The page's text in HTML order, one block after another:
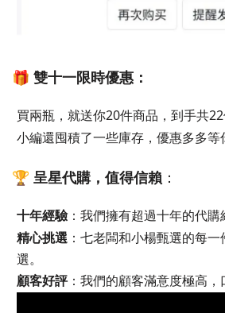
🎁 雙十一限時優惠：
買兩瓶，就送你20件商品，到手共
小編還囤積了一些庫存，優惠多多等
🏆 呈星代購，值得信賴 ：
十年經驗：我們擁有超過十年的代購
精心挑選 ：七老闆和小楊甄選的每
選。
顧客好評 ：我們的顧客滿意度極高，